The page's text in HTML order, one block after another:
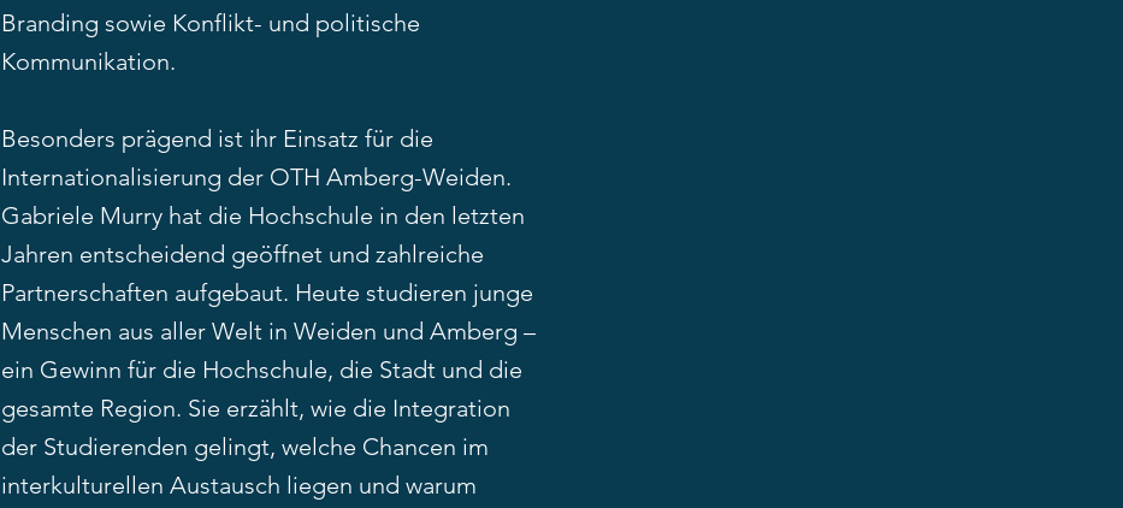
Branding sowie Konflikt- und politische
Kommunikation.
Besonders prägend ist ihr Einsatz für die
Internationalisierung der OTH Amberg-Weiden.
Gabriele Murry hat die Hochschule in den letzten
Jahren entscheidend geöffnet und zahlreiche
Partnerschaften aufgebaut. Heute studieren junge
Menschen aus aller Welt in Weiden und Amberg –
ein Gewinn für die Hochschule, die Stadt und die
gesamte Region. Sie erzählt, wie die Integration
der Studierenden gelingt, welche Chancen im
interkulturellen Austausch liegen und warum